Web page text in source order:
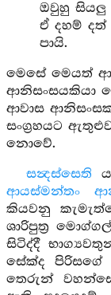
ඔවුහු සියලු
ඒ දහම්
පායි.
මෙසේ මෙයත්
ආනිසංසයකියා
ආවාස
සංග්‍රහයට
නොවේ.
සන්‍දස්සෙති
ආයස්මන්තං
කියවනු
ශාරිපුත්‍ර
සිටිද්දී
සේක්ද
තෙරුන් වහන්සේ